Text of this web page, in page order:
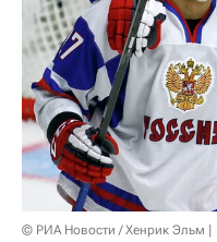
© РИА Новости / Хенрик Эльм